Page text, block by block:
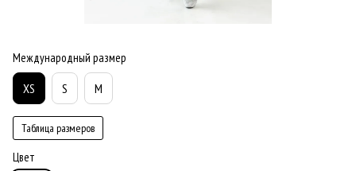
Международный размер
XS S M
Таблица размеров
Цвет